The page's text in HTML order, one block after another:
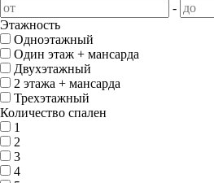
-
Этажность
Одноэтажный
Один этаж + мансарда
Двухэтажный
2 этажа + мансарда
Трехэтажный
Количество спален
1
2
3
4